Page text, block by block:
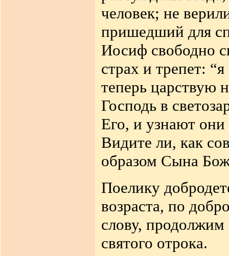
человек; не
пришедший для
Иосиф свободно
страх и трепет:
теперь царствую
Господь в
Его, и узнают
Видите ли, как
образом Сына
Поелику
возраста, по
слову, продолжим
святого отрока.